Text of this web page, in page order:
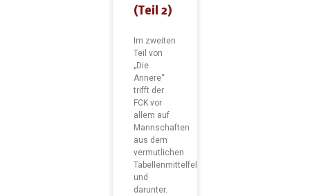
(Teil 2)
Im zweiten
Teil von
„Die
Annere“
trifft der
FCK vor
allem auf
Mannschaften
aus dem
vermutlichen
Tabellenmittelfeld
und
darunter.